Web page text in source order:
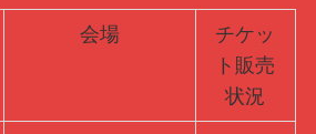
会場
チケッ
ト販売
状況